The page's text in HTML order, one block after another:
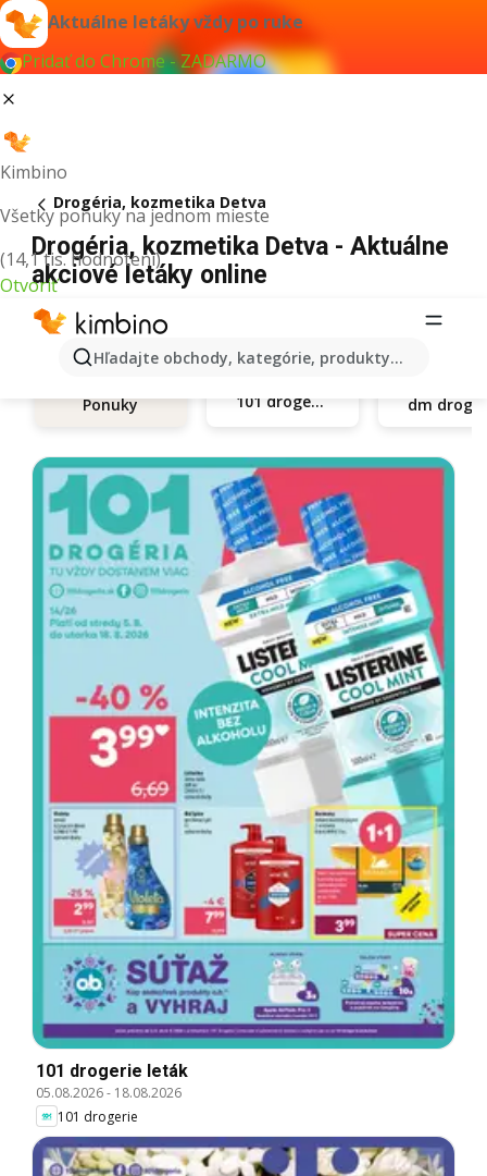
Aktuálne letáky vždy po ruke
Pridať do Chrome - ZADARMO
Kimbino
Všetky ponuky na jednom mieste
(14,1 tis. hodnotení)
Otvoriť
Hľadajte obchody, kategórie, produkty...
Drogéria, kozmetika Detva
Drogéria, kozmetika Detva - Aktuálne
akciové letáky online
Ponuky 101 drogerie
101 drogerie leták
05.08.2026- 18.08.2026
101 drogerie